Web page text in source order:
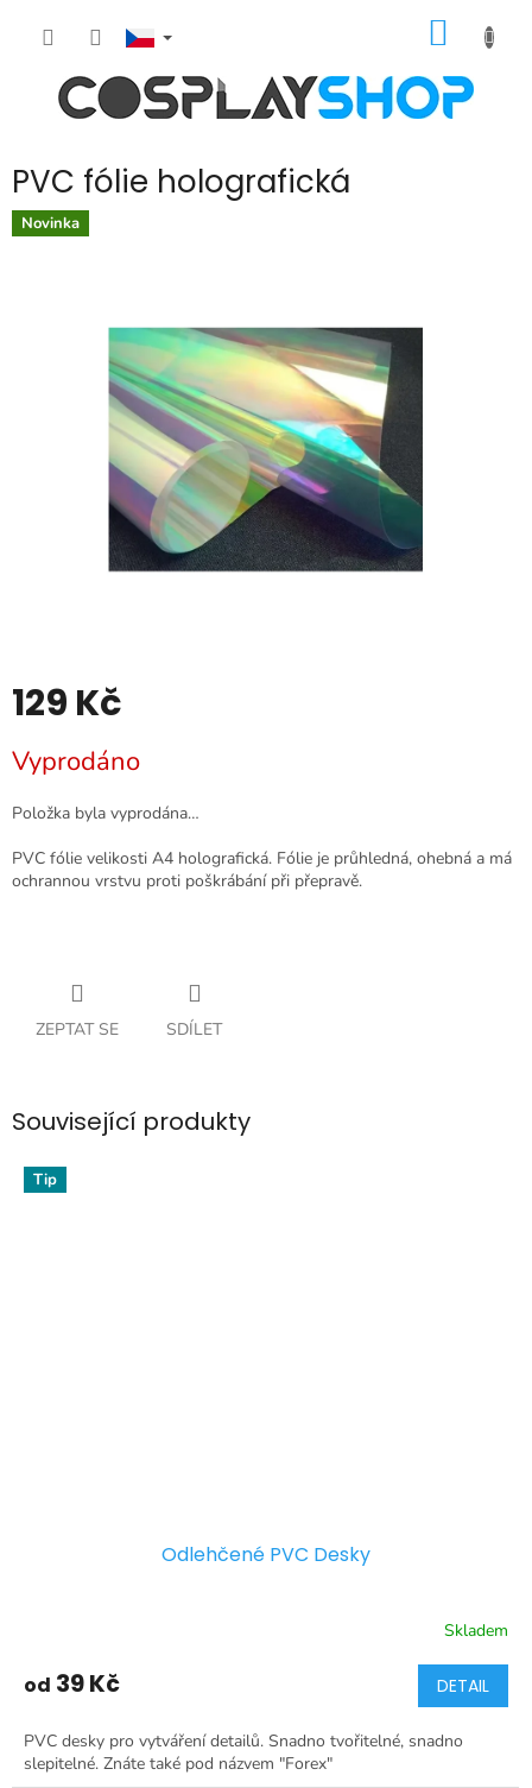
PVC fólie holografická
Novinka
129 Kč
cena:
Vyprodáno
Položka byla vyprodána…
PVC fólie velikosti A4 holografická. Fólie je průhledná, ohebná a má
ochrannou vrstvu proti poškrábání při přepravě.
ZEPTAT SE SDÍLET
Související produkty
Tip
Odlehčené PVC Desky
Skladem
od 39 Kč DETAIL
PVC desky pro vytváření detailů. Snadno tvořitelné, snadno
slepitelné. Znáte také pod názvem "Forex"